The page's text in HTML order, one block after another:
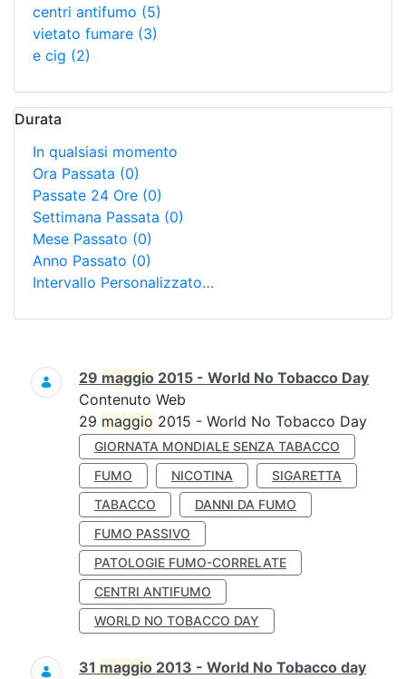
centri antifumo (5)
vietato fumare (3)
e cig (2)
Durata
In qualsiasi momento
Ora Passata (0)
Passate 24 Ore (0)
Settimana Passata (0)
Mese Passato (0)
Anno Passato (0)
Intervallo Personalizzato…
Ricerca
29 maggio 2015 - World No Tobacco Day
Contenuto Web
29 maggio 2015 - World No Tobacco Day
GIORNATA MONDIALE SENZA TABACCO
FUMO
NICOTINA
SIGARETTA
TABACCO
DANNI DA FUMO
FUMO PASSIVO
PATOLOGIE FUMO-CORRELATE
CENTRI ANTIFUMO
WORLD NO TOBACCO DAY
31 maggio 2013 - World No Tobacco day